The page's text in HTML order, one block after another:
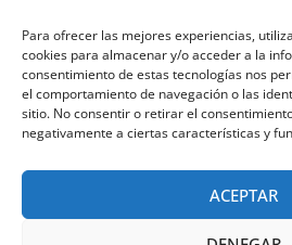
Para ofrecer las mejores experiencias,
cookies para almacenar y/o acceder a la
consentimiento de estas tecnologías nos
el comportamiento de navegación o las
sitio. No consentir o retirar el
negativamente a ciertas características y
ACEPTAR